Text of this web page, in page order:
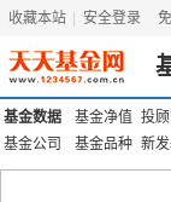
收藏本站 安全登录
基金数据 基金净值 投
基金公司
基金品种 新